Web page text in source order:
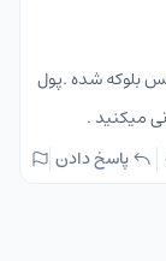
بلوکه شده .پول
میکنید .
پاسخ دادن